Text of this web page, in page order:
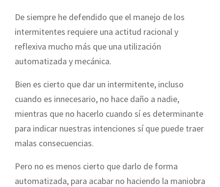
De siempre he defendido que el manejo de los
intermitentes requiere una actitud racional y
reflexiva mucho más que una utilización
automatizada y mecánica.
Bien es cierto que dar un intermitente, incluso
cuando es innecesario, no hace daño a nadie,
mientras que no hacerlo cuando sí es determinante
para indicar nuestras intenciones sí que puede traer
malas consecuencias.
Pero no es menos cierto que darlo de forma
automatizada, para acabar no haciendo la maniobra